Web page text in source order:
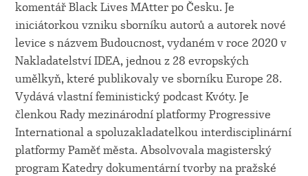
komentář Black Lives MAtter po Česku. Je
iniciátorkou vzniku sborníku autorů a autorek nové
levice s názvem Budoucnost, vydaném v roce 2020 v
Nakladatelství IDEA, jednou z 28 evropských
umělkyň, které publikovaly ve sborníku Europe 28.
Vydává vlastní feministický podcast Kvóty. Je
členkou Rady mezinárodní platformy Progressive
International a spoluzakladatelkou interdisciplinární
platformy Paměť města. Absolvovala magisterský
program Katedry dokumentární tvorby na pražské